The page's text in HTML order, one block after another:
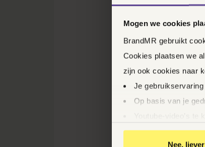
Mogen we cookies
BrandMR gebruikt
Cookies plaatsen we
zijn ook cookies naar
Je
Op basis van je
Relevante
Nee,
maken
Als dat ook